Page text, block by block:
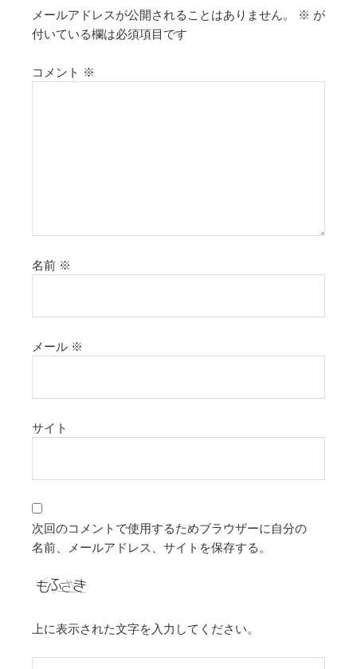
メールアドレスが公開されることはありません。 ※ が
付いている欄は必須項目です
コメント ※
名前 ※
メール ※
サイト
次回のコメントで使用するためブラウザーに自分の
名前、メールアドレス、サイトを保存する。
上に表示された文字を入力してください。